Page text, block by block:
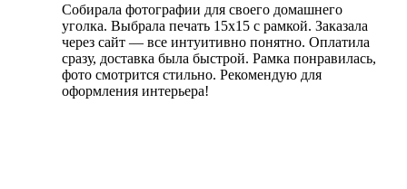
Собирала фотографии для своего домашнего
уголка. Выбрала печать 15х15 с рамкой. Заказала
через сайт — все интуитивно понятно. Оплатила
сразу, доставка была быстрой. Рамка понравилась,
фото смотрится стильно. Рекомендую для
оформления интерьера!